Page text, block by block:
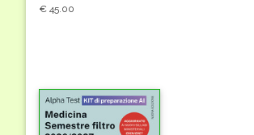
€ 45.00